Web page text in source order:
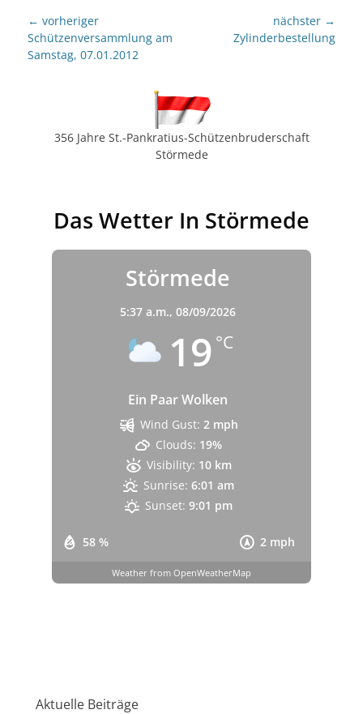
Beitragsnavigation
← vorheriger
Vorheriger
Beitrag:
Schützenversammlung am
Samstag, 07.01.2012
nächster →
Zylinderbestellung
356 Jahre St.-Pankratius-Schützenbruderschaft
Störmede
Das Wetter In Störmede
Störmede
5:37 a.m., 08/09/2026
19 °C
Ein Paar Wolken
58 % 2 mph
Wind Gust: 2 mph
Clouds: 19%
Visibility: 10 km
Sunrise: 6:01 am
Sunset: 9:01 pm
Weather from OpenWeatherMap
Aktuelle Beiträge